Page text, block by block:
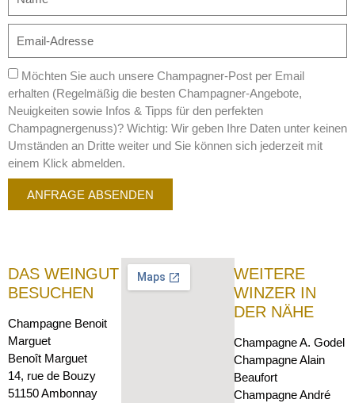
Möchten Sie auch unsere Champagner-Post per Email
erhalten (Regelmäßig die besten Champagner-Angebote,
Neuigkeiten sowie Infos & Tipps für den perfekten
Champagnergenuss)? Wichtig: Wir geben Ihre Daten unter keinen
Umständen an Dritte weiter und Sie können sich jederzeit mit
einem Klick abmelden.
ANFRAGE ABSENDEN
DAS WEINGUT
BESUCHEN
Champagne Benoit
Marguet
Benoît Marguet
14, rue de Bouzy
51150 Ambonnay
WEITERE
WINZER IN
DER NÄHE
Champagne A. Godel
Champagne Alain
Beaufort
Champagne André